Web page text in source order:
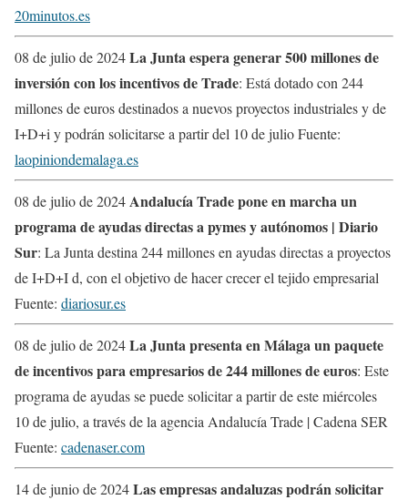
20minutos.es
08 de julio de 2024La Junta espera generar 500 millones de
inversión con los incentivos de Trade: Está dotado con 244
millones de euros destinados a nuevos proyectos industriales y de
I+D+i y podrán solicitarse a partir del 10 de julio Fuente:
laopiniondemalaga.es
08 de julio de 2024Andalucía Trade pone en marcha un
programa de ayudas directas a pymes y autónomos | Diario
Sur: La Junta destina 244 millones en ayudas directas a proyectos
de I+D+I d, con el objetivo de hacer crecer el tejido empresarial
Fuente: diariosur.es
08 de julio de 2024La Junta presenta en Málaga un paquete
de incentivos para empresarios de 244 millones de euros: Este
programa de ayudas se puede solicitar a partir de este miércoles
10 de julio, a través de la agencia Andalucía Trade | Cadena SER
Fuente: cadenaser.com
14 de junio de 2024Las empresas andaluzas podrán solicitar